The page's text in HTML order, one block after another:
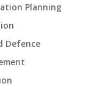
Planning
Defence